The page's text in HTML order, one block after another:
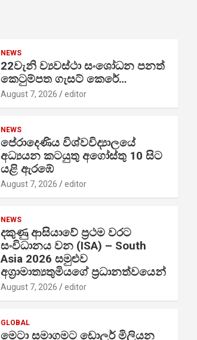
NEWS
22වැනි ව්‍යවස්ථා සංශෝධන පනත්
කෙටුම්පත ගැසට් කෙරේ…
August 7, 2026 editor
NEWS
පේරාදෙණිය විශ්වවිද්‍යාලයේ
අධ්‍යයන කටයුතු අගෝස්තු 10 සිට
යළි ඇරඹේ
August 7, 2026 editor
NEWS
දකුණු ආසියාවේ ප්‍රථම වරට
සංවිධානය වන (ISA) – South
Asia 2026 සමුළුව
අග්‍රාමාත්‍යතුමියගේ ප්‍රධානත්වයෙන්
August 7, 2026 editor
GLOBAL
මෙටා සමාගමට ඩොලර් මිලියන